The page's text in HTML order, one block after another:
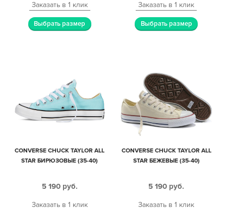
Заказать в 1 клик
Выбрать размер
Заказать в 1 клик
Выбрать размер
CONVERSE CHUCK TAYLOR ALL
STAR БИРЮЗОВЫЕ (35-40)
5 190 руб.
Заказать в 1 клик
CONVERSE CHUCK TAYLOR ALL
STAR БЕЖЕВЫЕ (35-40)
5 190 руб.
Заказать в 1 клик